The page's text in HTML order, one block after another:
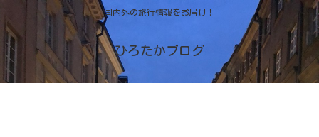
国内外の旅行情報をお届け！
ひろたかブログ